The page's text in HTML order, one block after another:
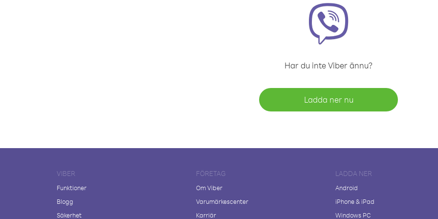
Har du inte Viber ännu?
Ladda ner nu
VIBER
Funktioner
Blogg
Säkerhet
FÖRETAG
Om Viber
Varumärkescenter
Karriär
LADDA NER
Android
iPhone & iPad
Windows PC